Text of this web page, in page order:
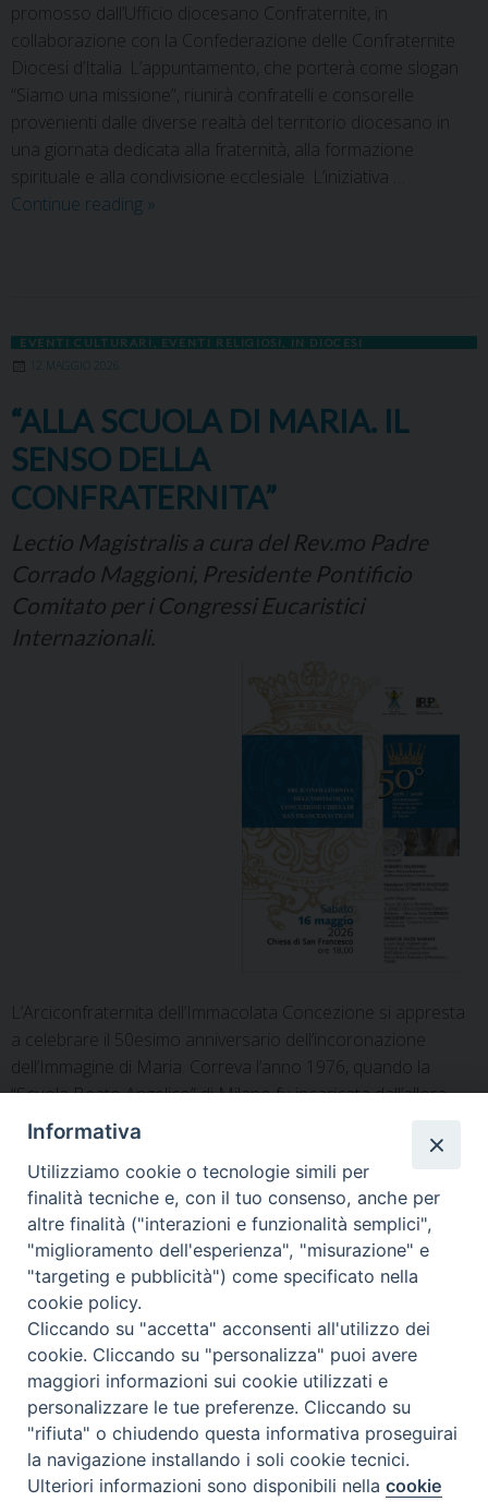
promosso dall’Ufficio diocesano Confraternite, in
collaborazione con la Confederazione delle Confraternite
Diocesi d’Italia. L’appuntamento, che porterà come slogan
“Siamo una missione”, riunirà confratelli e consorelle
provenienti dalle diverse realtà del territorio diocesano in
una giornata dedicata alla fraternità, alla formazione
spirituale e alla condivisione ecclesiale. L’iniziativa …
Continue reading »
EVENTI CULTURARI EVENTI RELIGIOSI IN DIOCESI
12 MAGGIO 2026
“ALLA SCUOLA DI MARIA. IL
SENSO DELLA
CONFRATERNITA”
Lectio Magistralis a cura del Rev.mo Padre
Corrado Maggioni, Presidente Pontificio
Comitato per i Congressi Eucaristici
Internazionali.
L’Arciconfraternita dell’Immacolata Concezione si appresta
a celebrare il 50esimo anniversario dell’incoronazione
dell’Immagine di Maria. Correva l’anno 1976, quando la
“Scuola Beato Angelico” di Milano fu incaricata dall’allora
assemblea del Corpo Votante per la realizzazione di una
corona-stellario d’oro. In concomitanza, Sua Ecc.za
Monsignor Giuseppe Carata inoltrò domanda al Capitolo
Vaticano tendente ad ottenere l’autorizzazione per la
Solenne Incoronazione, che fu concessa con Bolla il 24 …
Continue reading»
EVENTI RELIGIOSI
12 MAGGIO 2026
A TRANI I CORSI DI ESERCIZI
Preferenze Cookie
Informativa
Utilizziamo cookie o tecnologie simili per
finalità tecniche e, con il tuo consenso, anche per
altre finalità ("interazioni e funzionalità semplici",
"miglioramento dell'esperienza", "misurazione" e
"targeting e pubblicità") come specificato nella
cookie policy.
Cliccando su "accetta" acconsenti all'utilizzo dei
cookie. Cliccando su "personalizza" puoi avere
maggiori informazioni sui cookie utilizzati e
personalizzare le tue preferenze. Cliccando su
"rifiuta" o chiudendo questa informativa proseguirai
la navigazione installando i soli cookie tecnici.
Ulteriori informazioni sono disponibili nellacookie